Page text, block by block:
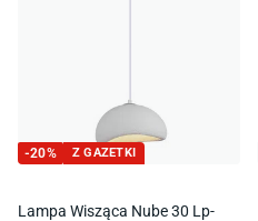
-20% Z GAZETKI
Lampa Wisząca Nube 30 Lp-